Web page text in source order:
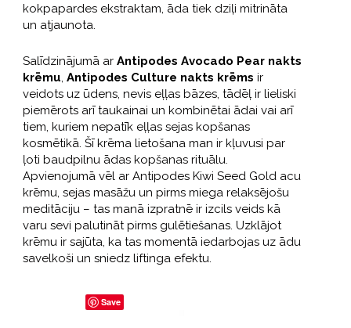
kokpapardes ekstraktam, āda tiek dziļi mitrināta
un atjaunota.
Salīdzinājumā ar Antipodes Avocado Pear nakts
krēmu, Antipodes Culture nakts krēms ir
veidots uz ūdens, nevis eļļas bāzes, tādēļ ir lieliski
piemērots arī taukainai un kombinētai ādai vai arī
tiem, kuriem nepatīk eļļas sejas kopšanas
kosmētikā. Šī krēma lietošana man ir kļuvusi par
ļoti baudpilnu ādas kopšanas rituālu.
Apvienojumā vēl ar Antipodes Kiwi Seed Gold acu
krēmu, sejas masāžu un pirms miega relaksējošu
meditāciju – tas manā izpratnē ir izcils veids kā
varu sevi palutināt pirms gulētiešanas. Uzklājot
krēmu ir sajūta, ka tas momentā iedarbojas uz ādu
savelkoši un sniedz liftinga efektu.
Save